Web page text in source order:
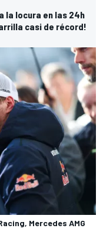
la locura en las 24h
casi de récord!
Mercedes AMG